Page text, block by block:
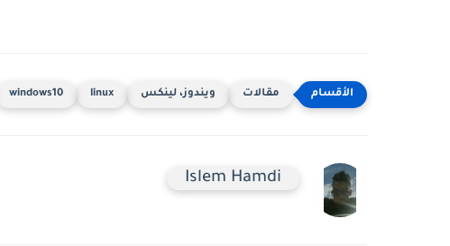
مقالات ويندوز، لينكس linux
windows10
Islem Hamdi